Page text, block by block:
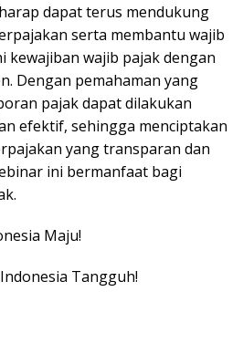
dapat terus mendukung
serta membantu wajib
kewajiban wajib pajak dengan
Dengan pemahaman yang
pajak dapat dilakukan
efektif, sehingga menciptakan
yang transparan dan
ini bermanfaat bagi
Maju!
Tangguh!